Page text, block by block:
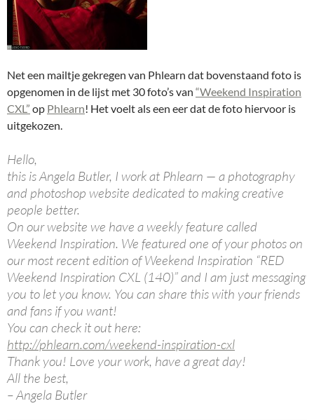
Net een mailtje gekregen van Phlearn dat bovenstaand foto is
opgenomen in de lijst met 30 foto’s van “Weekend Inspiration
CXL” op Phlearn! Het voelt als een eer dat de foto hiervoor is
uitgekozen.
Hello,
this is Angela Butler, I work at Phlearn — a photography
and photoshop website dedicated to making creative
people better.
On our website we have a weekly feature called
Weekend Inspiration. We featured one of your photos on
our most recent edition of Weekend Inspiration “RED
Weekend Inspiration CXL (140)” and I am just messaging
you to let you know. You can share this with your friends
and fans if you want!
You can check it out here:
http://phlearn.com/weekend-inspiration-cxl
Thank you! Love your work, have a great day!
All the best,
– Angela Butler